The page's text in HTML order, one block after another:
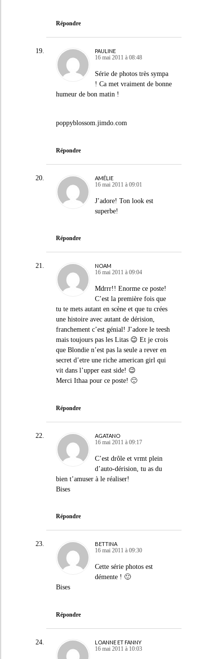
Répondre
PAULINE
16 mai 2011 à 08:48
Série de photos très sympa
! Ca met vraiment de bonne
humeur de bon matin !
poppyblossom.jimdo.com
Répondre
AMÉLIE
16 mai 2011 à 09:01
J’adore! Ton look est
superbe!
Répondre
NOAM
16 mai 2011 à 09:04
Mdrrr!! Enorme ce poste!
C’est la première fois que
tu te mets autant en scène et que tu crées
une histoire avec autant de dérision,
franchement c’est génial! J’adore le teesh
mais toujours pas les Litas 😉 Et je crois
que Blondie n’est pas la seule a rever en
secret d’etre une riche american girl qui
vit dans l’upper east side! 😉
Merci Ithaa pour ce poste! 🙂
Répondre
AGATANO
16 mai 2011 à 09:17
C’est drôle et vrmt plein
d’auto-dérision, tu as du
bien t’amuser à le réaliser!
Bises
Répondre
BETTINA
16 mai 2011 à 09:30
Cette série photos est
démente ! 🙂
Bises
Répondre
LOANNE ET FANNY
16 mai 2011 à 10:03